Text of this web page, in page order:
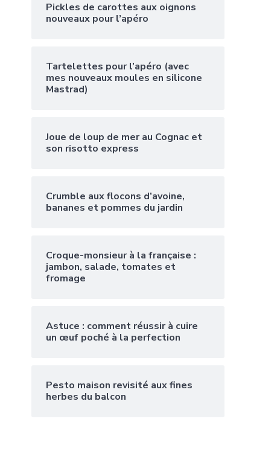
Pickles de carottes aux oignons
nouveaux pour l’apéro
Tartelettes pour l’apéro (avec
mes nouveaux moules en silicone
Mastrad)
Joue de loup de mer au Cognac et
son risotto express
Crumble aux flocons d’avoine,
bananes et pommes du jardin
Croque-monsieur à la française :
jambon, salade, tomates et
fromage
Astuce : comment réussir à cuire
un œuf poché à la perfection
Pesto maison revisité aux fines
herbes du balcon